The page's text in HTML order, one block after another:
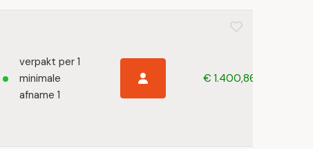
verpakt per 1
minimale
afname 1
€ 1.400,86 p/s